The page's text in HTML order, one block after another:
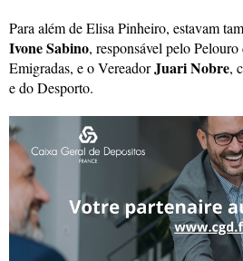
Para além de Elisa Pinheiro, estavam
Ivone Sabino, responsável pelo
Emigradas, e o VereadorJuari Nobre,
e do Desporto.